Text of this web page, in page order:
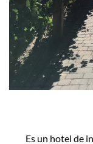
Es un hotel de